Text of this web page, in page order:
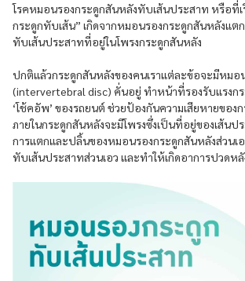
โรคหมอนรองกระดูกสันหลังทับเส้นประสาท หรือที่
กระดูกทับเส้น” เกิดจากหมอนรองกระดูกสันหลังแ
ทับเส้นประสาทที่อยู่ในโพรงกระดูกสันหลัง
ปกติแล้วกระดูกสันหลังของคนเราแต่ละข้อจะมีหมอ
(intervertebral disc) คั่นอยู่ ทำหน้าที่รองรับแรงก
‘โช้คอัพ’ ของรถยนต์ ช่วยป้องกันความเสียหายของ
ภายในกระดูกสันหลังจะมีโพรงซึ่งเป็นที่อยู่ของเส้นป
การแตกและปลิ้นของหมอนรองกระดูกสันหลังส่วนเอ
ทับเส้นประสาทส่วนเอว และทำให้เกิดอาการปวดหลั